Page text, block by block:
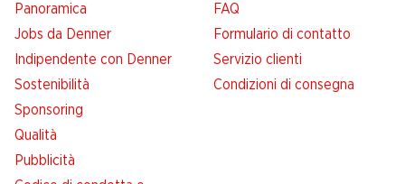
Panoramica
Jobs da Denner
Indipendente con Denner
Sostenibilità
Sponsoring
Qualità
Pubblicità
FAQ
Formulario di contatto
Servizio clienti
Condizioni di consegna